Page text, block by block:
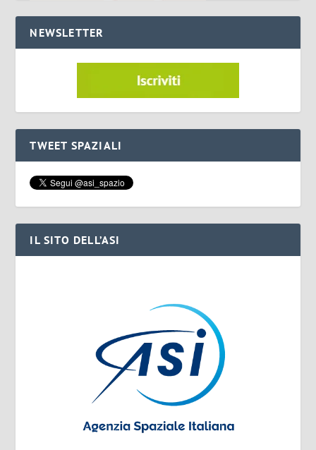
NEWSLETTER
TWEET SPAZIALI
IL SITO DELL’ASI